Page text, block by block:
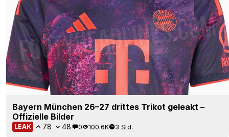
Bayern München 26–27 drittes Trikot geleakt –
Offizielle Bilder
LEAK 78 48 0 100.6K 3 Std.